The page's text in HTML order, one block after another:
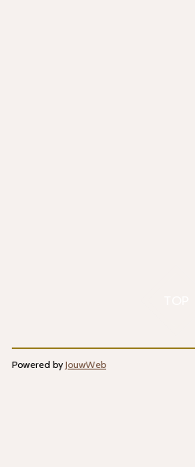
Powered by JouwWeb